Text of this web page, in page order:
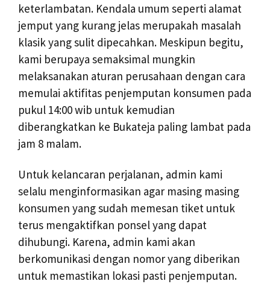
keterlambatan. Kendala umum seperti alamat
jemput yang kurang jelas merupakah masalah
klasik yang sulit dipecahkan. Meskipun begitu,
kami berupaya semaksimal mungkin
melaksanakan aturan perusahaan dengan cara
memulai aktifitas penjemputan konsumen pada
pukul 14:00 wib untuk kemudian
diberangkatkan ke Bukateja paling lambat pada
jam 8 malam.
Untuk kelancaran perjalanan, admin kami
selalu menginformasikan agar masing masing
konsumen yang sudah memesan tiket untuk
terus mengaktifkan ponsel yang dapat
dihubungi. Karena, admin kami akan
berkomunikasi dengan nomor yang diberikan
untuk memastikan lokasi pasti penjemputan.